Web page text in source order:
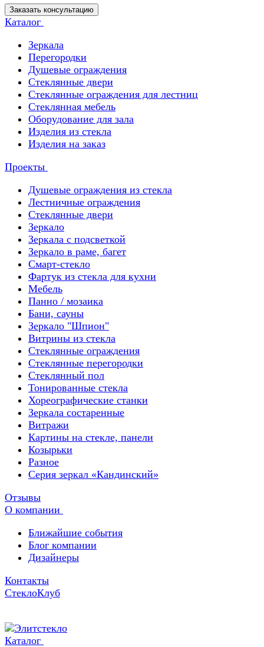
Заказать консультацию
Каталог
Зеркала
Перегородки
Душевые ограждения
Стеклянные двери
Стеклянные ограждения для лестниц
Стеклянная мебель
Оборудование для зала
Изделия из стекла
Изделия на заказ
Проекты
Душевые ограждения из стекла
Лестничные ограждения
Стеклянные двери
Зеркало
Зеркала с подсветкой
Зеркало в раме, багет
Смарт-стекло
Фартук из стекла для кухни
Мебель
Панно / мозаика
Бани, сауны
Зеркало "Шпион"
Витрины из стекла
Стеклянные ограждения
Стеклянные перегородки
Стеклянный пол
Тонированные стекла
Хореографические станки
Зеркала состаренные
Витражи
Картины на стекле, панели
Козырьки
Разное
Серия зеркал «Кандинский»
Отзывы
О компании
Ближайшие события
Блог компании
Дизайнеры
Контакты
СтеклоКлуб
Каталог